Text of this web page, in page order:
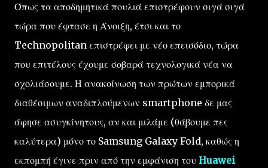
Όπως τα αποδημητικά πουλιά επιστρέφουν σιγά σιγά
τώρα που έφτασε η Άνοιξη, έτσι και το
Technopolitan επιστρέφει με νέο επεισόδιο, τώρα
που επιτέλους έχουμε σοβαρά τεχνολογικά νέα να
σχολιάσουμε. Η ανακοίνωση των πρώτων εμπορικά
διαθέσιμων αναδιπλούμενων smartphone δε μας
άφησε ασυγκίνητους, αν και μιλάμε (θάβουμε πες
καλύτερα) μόνο το Samsung Galaxy Fold, καθώς η
εκπομπή έγινε πριν από την εμφάνιση του Huawei